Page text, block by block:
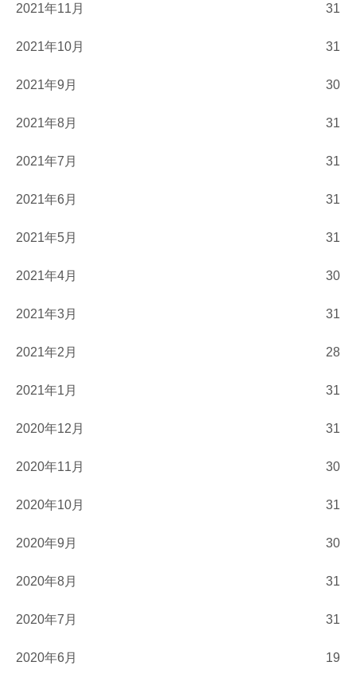
2021年11月 31
2021年10月 31
2021年9月 30
2021年8月 31
2021年7月 31
2021年6月 31
2021年5月 31
2021年4月 30
2021年3月 31
2021年2月 28
2021年1月 31
2020年12月 31
2020年11月 30
2020年10月 31
2020年9月 30
2020年8月 31
2020年7月 31
2020年6月 19